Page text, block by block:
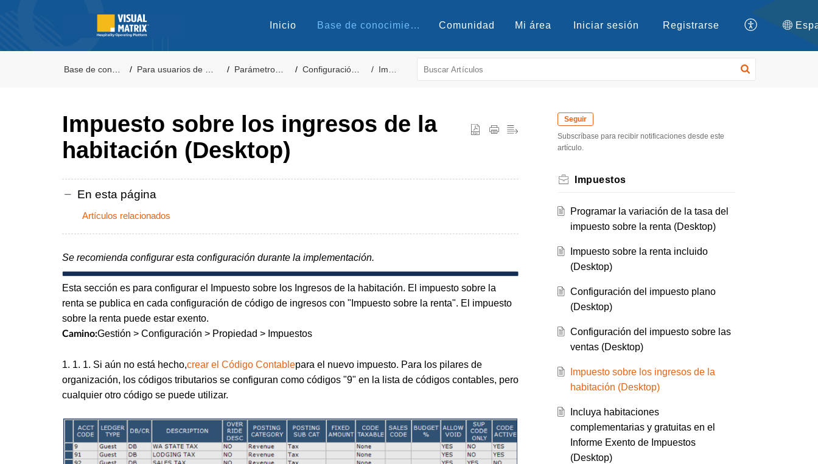
Inicio Base de conocimientos Comunidad Mi área Iniciar sesión Registrarse
Para usuarios de VM Desktop PMS Parámetros de Gestión Configuración - Propiedad Impuestos
Impuesto sobre los ingresos de la
habitación (Desktop)
En esta página
Artículos relacionados
Se recomienda configurar esta configuración durante la implementación.
Esta sección es para configurar el Impuesto sobre los Ingresos de la habitación. El impuesto sobre la
renta se publica en cada configuración de código de ingresos con "Impuesto sobre la renta". El impuesto
sobre la renta puede estar exento.
Camino:Gestión > Configuración > Propiedad > Impuestos
1. 1. 1. Si aún no está hecho,crear el Código Contablepara el nuevo impuesto. Para los pilares de
organización, los códigos tributarios se configuran como códigos "9" en la lista de códigos contables, pero
cualquier otro código se puede utilizar.
Seguir
Subscríbase para recibir notificaciones desde este
artículo.
Impuestos
Programar la variación de la tasa del
impuesto sobre la renta (Desktop)
Impuesto sobre la renta incluido
(Desktop)
Configuración del impuesto plano
(Desktop)
Configuración del impuesto sobre las
ventas (Desktop)
Impuesto sobre los ingresos de la
habitación (Desktop)
Incluya habitaciones
complementarias y gratuitas en el
Informe Exento de Impuestos
(Desktop)